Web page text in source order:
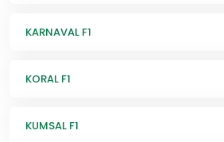
KARNAVAL F1
KORAL F1
KUMSAL F1